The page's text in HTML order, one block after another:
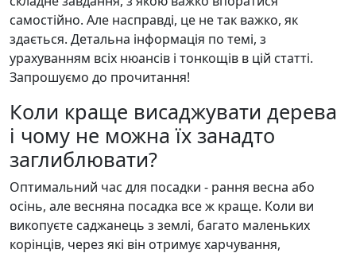
самостійно. Але насправді, це не так важко, як
здається. Детальна інформація по темі, з
урахуванням всіх нюансів і тонкощів в цій статті.
Запрошуємо до прочитання!
Коли краще висаджувати дерева
і чому не можна їх занадто
заглиблювати?
Оптимальний час для посадки - рання весна або
осінь, але весняна посадка все ж краще. Коли ви
викопуєте саджанець з землі, багато маленьких
корінців, через які він отримує харчування,